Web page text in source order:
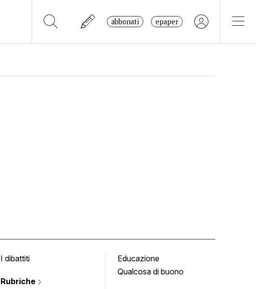
abbonati epaper
I dibattiti
Rubriche
Educazione
Qualcosa di buono